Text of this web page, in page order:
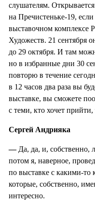
слушателям.
на Пречистеньке-19,
выставочном комплексе
Художеств. 21 сентября
до 29 октября. И там
но в избранные дни 30
повторю в течение
в 12 часов два раза вы
выставке, вы сможете
с теми, кто хочет прийти,
Сергей Андрияка
— Да, да, и, собственно,
потом я, наверное,
по выставке с какими-то
которые, собственно,
интересно.